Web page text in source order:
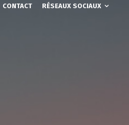
CONTACT RÉSEAUX SOCIAUX